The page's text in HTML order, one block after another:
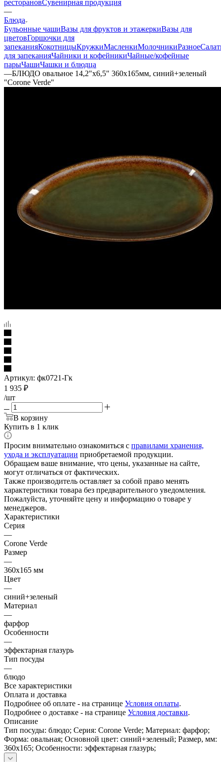
ресторановСувенирная продукция
—
Блюда
Бульонные чашиВазы для фруктов и этажеркиВазы для
цветовГоршочки для
запеканияКокотницыКружкиМасленкиМолочникиРазное
для запеканияЧайники и кофейникиЧайные/кофейные
парыЧашиЧашки и блюдца
—БЛЮДО овальное 14,2"х6,5" 360х165мм, синий+зеленый
"Corone Verde"
Артикул: фк0721-Гк
1 935 ₽
/шт
В корзину
Купить в 1 клик
Просим внимательно ознакомиться с правилами хранения,
ухода и эксплуатации приобретаемой продукции.
Обращаем ваше внимание, что цены, указанные на сайте,
могут отличаться от фактических.
Также производитель оставляет за собой право менять
характеристики товара без предварительного уведомления.
Пожалуйста, уточняйте цену и информацию о товаре у
менеджеров.
Характеристики
Серия
—
Corone Verde
Размер
—
360х165 мм
Цвет
—
синий+зеленый
Материал
—
фарфор
Особенности
—
эффектарная глазурь
Тип посуды
—
блюдо
Все характеристики
Оплата и доставка
Подробнее об оплате - на странице Условия оплаты.
Подробнее о доставке - на странице Условия доставки.
Описание
Тип посуды: блюдо; Серия: Corone Verde; Материал: фарфор;
Форма: овальная; Основной цвет: синий+зеленый; Размер, мм:
360х165; Особенности: эффектарная глазурь;